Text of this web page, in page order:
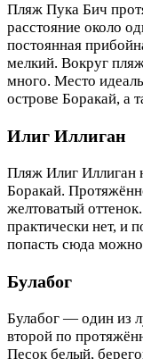
Пляж Пука Бич
расстояние около
постоянная
мелкий. Вокруг
много. Место
острове Боракай, а
Илиг Иллиган
Пляж Илиг Иллиган
Боракай.
желтоватый
практически нет, и
попасть сюда
Булабог
Булабог — один из
второй по
Песок белый,